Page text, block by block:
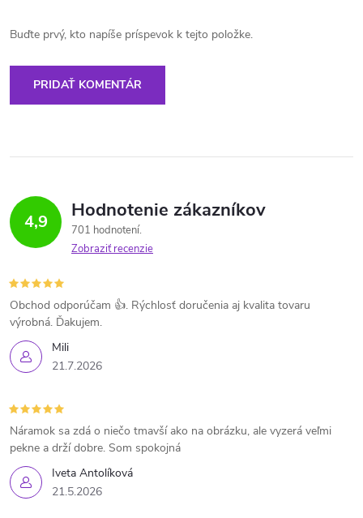
Buďte prvý, kto napíše príspevok k tejto položke.
PRIDAŤ KOMENTÁR
4,9 Hodnotenie zákazníkov
701 hodnotení
Zobraziť recenzie
Mili
21.7.2026
Obchod odporúčam 👍. Rýchlosť doručenia aj kvalita tovaru
výrobná. Ďakujem.
Iveta Antolíková
21.5.2026
Náramok sa zdá o niečo tmavší ako na obrázku, ale vyzerá veľmi
pekne a drží dobre. Som spokojná